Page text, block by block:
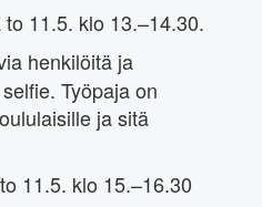
11.5. klo 13.–14.30.
henkilöitä ja
Työpaja on
ja sitä
11.5. klo 15.–16.30